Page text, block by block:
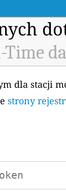
Time
dla stacji
strony